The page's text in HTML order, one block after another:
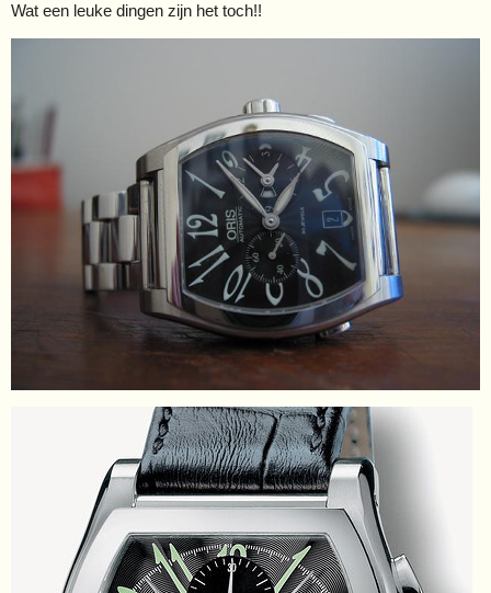
Wat een leuke dingen zijn het toch!!